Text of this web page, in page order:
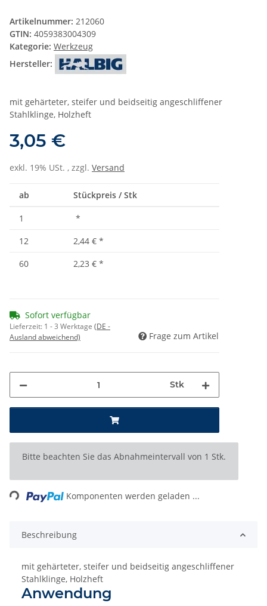
Artikelnummer: 212060
GTIN: 4059383004309
Kategorie: Werkzeug
Hersteller:
mit gehärteter, steifer und beidseitig angeschliffener
Stahlklinge, Holzheft
3,05 €
exkl. 19% USt. , zzgl. Versand
ab Stückpreis / Stk
1
*
12
2,44 € *
60
2,23 € *
Sofort verfügbar
Lieferzeit: 1 - 3 Werktage (DE -
Ausland abweichend)
Frage zum Artikel
Stk
x
Bitte beachten Sie das Abnahmeintervall von 1 Stk.
Komponenten werden geladen ...
Beschreibung
mit gehärteter, steifer und beidseitig angeschliffener
Stahlklinge, Holzheft
Anwendung